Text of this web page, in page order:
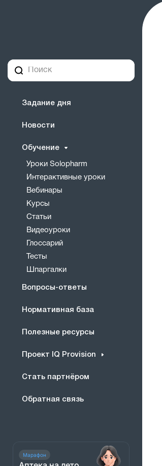
Задание дня
Новости
Обучение
Уроки Solopharm
Интерактивные уроки
Вебинары
Курсы
Статьи
Видеоуроки
Глоссарий
Тесты
Шпаргалки
Вопросы-ответы
Нормативная база
Полезные ресурсы
Проект IQ Provision
Стать партнёром
Обратная связь
Марафон